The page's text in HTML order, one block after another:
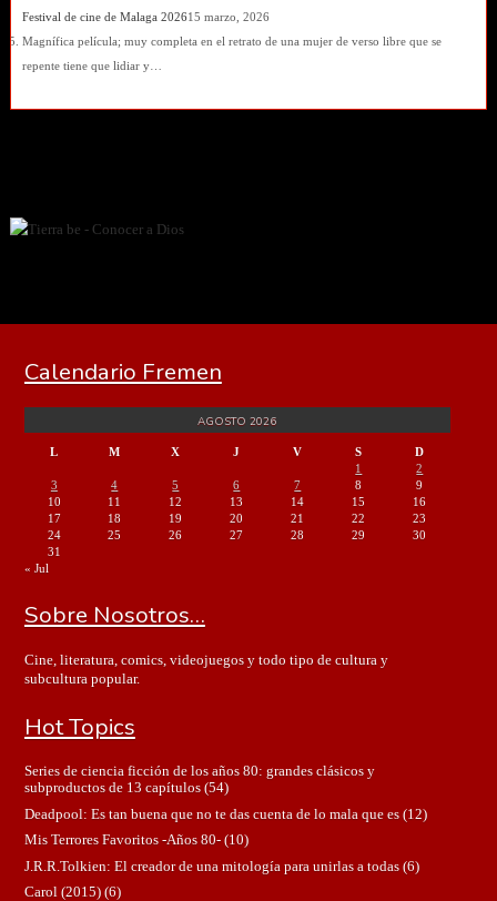
Festival de cine de Malaga 202615 marzo, 2026
Magnífica película; muy completa en el retrato de una mujer de verso libre que se
repente tiene que lidiar y…
Calendario Fremen
AGOSTO 2026
L M X J V S
D
1
2
3
4 5 6 7 8
9
10
11 12 13 14 15
16
17
18 19 20 21 22
23
24
25 26 27 28 29
30
31
« Jul
Sobre Nosotros…
Cine, literatura, comics, videojuegos y todo tipo de cultura y
subcultura popular.
Hot Topics
Series de ciencia ficción de los años 80: grandes clásicos y
subproductos de 13 capítulos(54)
Deadpool: Es tan buena que no te das cuenta de lo mala que es(12)
Mis Terrores Favoritos -Años 80-(10)
J.R.R.Tolkien: El creador de una mitología para unirlas a todas(6)
Carol (2015)(6)